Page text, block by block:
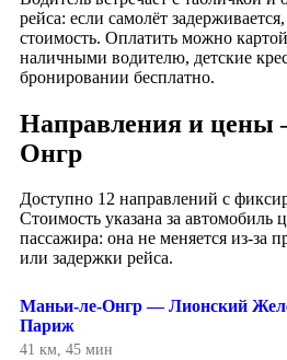
рейса: если самолёт
стоимость. Оплатить можно
наличными водителю, детские
бронировании бесплатно.
Направления и
Онгр
Доступно 12 направлений с
Стоимость указана за автомобиль
пассажира: она не меняется из-за
или задержки рейса.
Маньи-ле-Онгр — Лионский
Париж
41 км, 45 мин